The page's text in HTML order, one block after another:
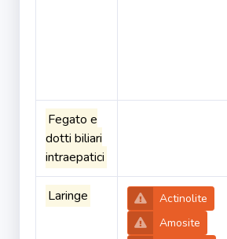
Fegato e
dotti biliari
intraepatici
Laringe
Actinolite
Amosite